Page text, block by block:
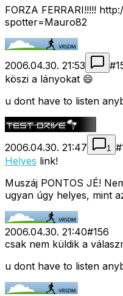
FORZA FERRARI!!!!!
spotter=Mauro82
2006.04.30. 21:53 #
köszi a lányokat 😄
u dont have to listen
2006.04.30. 21:47 1 #
Helyes link!
Muszáj PONTOS JÉ!
ugyan úgy helyes, mint
2006.04.30. 21:40#156
csak nem küldik a
u dont have to listen